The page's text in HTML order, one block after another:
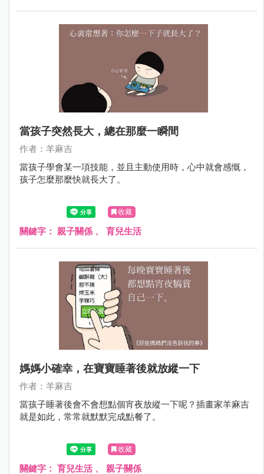
當孩子突然長大，總在那麼一瞬間
作者：羊麻吉
當孩子學會某一項技能，並且主動使用時，心中就會感慨，
孩子怎麼那麼快就長大了。
收藏
關鍵字： 親子關係 、 育兒生活
媽媽小確幸，在寶寶睡著後就放縱一下
作者：羊麻吉
當孩子睡著後會不會想點個宵夜放縱一下呢？插畫家羊麻吉
就是如此，常常就默默完成點餐了。
收藏
關鍵字： 育兒生活、 親子關係